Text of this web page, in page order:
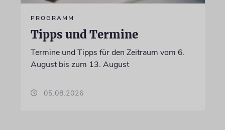
PROGRAMM
Tipps und Termine
Termine und Tipps für den Zeitraum vom 6.
August bis zum 13. August
05.08.2026